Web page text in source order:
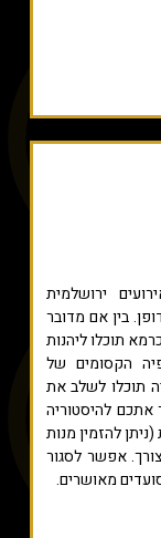
ירושלמית
בין אם מדובר
תוכלו ליהנות
הקסומים של
תוכלו לשלב את
להיסטוריה
להזמין מנות
אפשר לסגור